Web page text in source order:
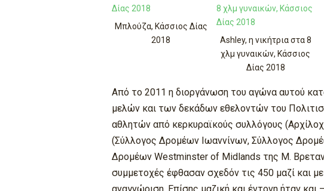
Μπλούζα, Κάσσιος Δίας
2018
Ashley, η νικήτρια στα 8
χλμ γυναικών, Κάσσιος
Δίας 2018
Από το 2011 η διοργάνωση του αγώνα αυτού
μελών και των δεκάδων εθελοντών του
αθλητών από κερκυραϊκούς συλλόγους
(Σύλλογος Δρομέων Ιωαννίνων, Σύλλογος
Δρομέων Westminster of Midlands της Μ.
συμμετοχές έφθασαν σχεδόν τις 450 μαζί και